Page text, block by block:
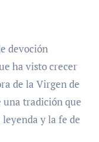
devoción
ha visto crecer
de la Virgen de
una tradición que
y la fe de